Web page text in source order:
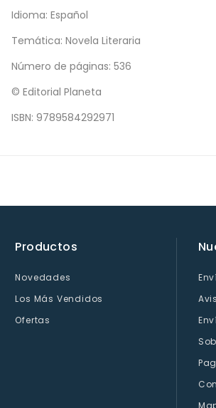
Idioma: Español
Temática: Novela Literaria
Número de páginas: 536
© Editorial Planeta
ISBN: 9789584292971
Productos
Novedades
Los Más Vendidos
Ofertas